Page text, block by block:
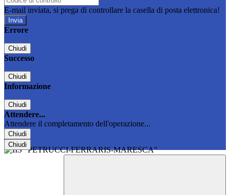
E-mail inviata, si prega di controllare la casella di posta elettronica!
Errore
Chiudi
Successo
Chiudi
Informazione
Chiudi
Attendere...
Attendere il completamento dell'operazione...
Chiudi
Chiudi